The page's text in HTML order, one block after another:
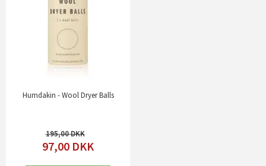
Humdakin - Wool Dryer Balls
195,00
97,00 DKK